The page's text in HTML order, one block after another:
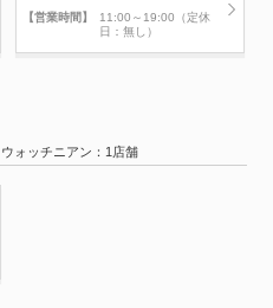
【営業時間】
11:00～19:00（定休
日：無し）
ォッチニアン：1店舗